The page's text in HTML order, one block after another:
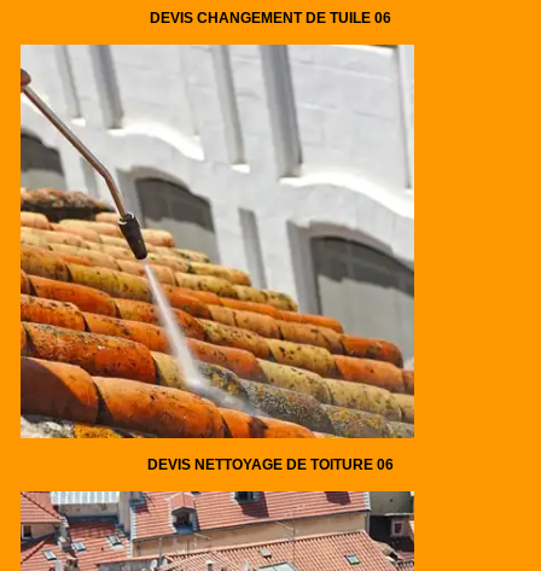
DEVIS CHANGEMENT DE TUILE 06
DEVIS NETTOYAGE DE TOITURE 06